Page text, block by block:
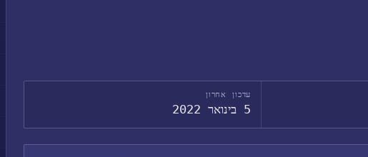
עדכון אחרון
5 בינואר 2022